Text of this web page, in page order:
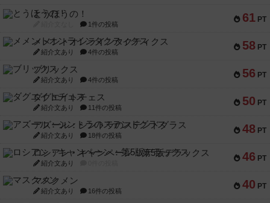
61 PT
とうほうの！
1件の投稿
58 PT
メメントオンラインタクティクス
紹介文あり 4件の投稿
56 PT
ブリックス
紹介文あり 4件の投稿
50 PT
ダグエイトチェス
紹介文あり 11件の投稿
48 PT
アズール：シントラのステンドグラス
紹介文あり 18件の投稿
46 PT
ロシアン・キャンペーン：第5版デラックス
紹介文あり
40 PT
マスクメン
紹介文あり 16件の投稿